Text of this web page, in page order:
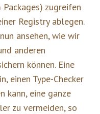
zugreifen
Registry ablegen.
ansehen, wie wir
anderen
können. Eine
einen Type-Checker
kann, eine ganze
zu vermeiden, so